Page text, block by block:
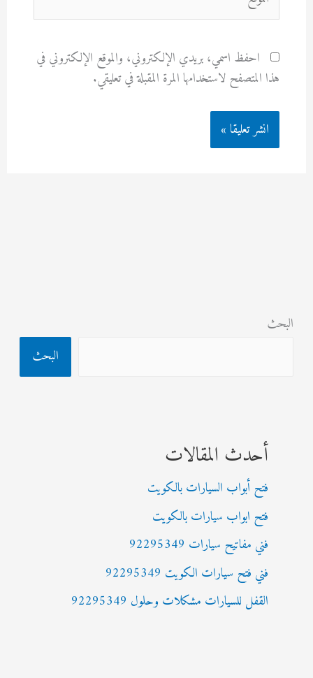
احفظ اسمي، بريدي الإلكتروني، والموقع الإلكتروني في
هذا المتصفح لاستخدامها المرة المقبلة في تعليقي.
البحث
البحث
أحدث المقالات
فتح أبواب السيارات بالكويت
فتح ابواب سيارات بالكويت
فني مفاتيح سيارات 92295349
فني فتح سيارات الكويت 92295349
القفل للسيارات مشكلات وحلول 92295349